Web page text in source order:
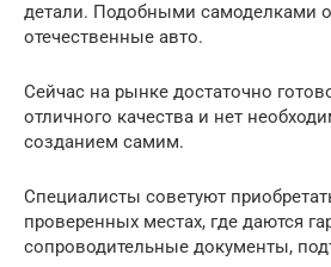
детали. Подобными самоделками
отечественные авто.
Сейчас на рынке достаточно
отличного качества и нет
созданием самим.
Специалисты советуют
проверенных местах, где даются
сопроводительные документы,